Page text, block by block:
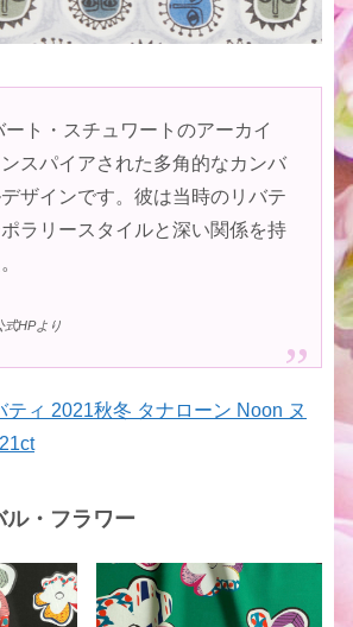
ト・スチュワートのアーカイ
スパイアされた多角的なカンバ
ザインです。彼は当時のリバテ
ラリースタイルと深い関係を持
式HPより
ティ 2021秋冬 タナローン Noon ヌ
ル・フラワー